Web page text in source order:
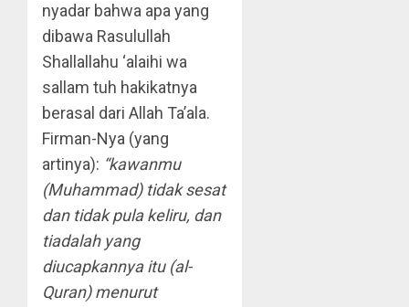
nyadar bahwa apa yang
dibawa Rasulullah
Shallallahu ‘alaihi wa
sallam tuh hakikatnya
berasal dari Allah Ta’ala.
Firman-Nya (yang
artinya): “kawanmu
(Muhammad) tidak sesat
dan tidak pula keliru, dan
tiadalah yang
diucapkannya itu (al-
Quran) menurut